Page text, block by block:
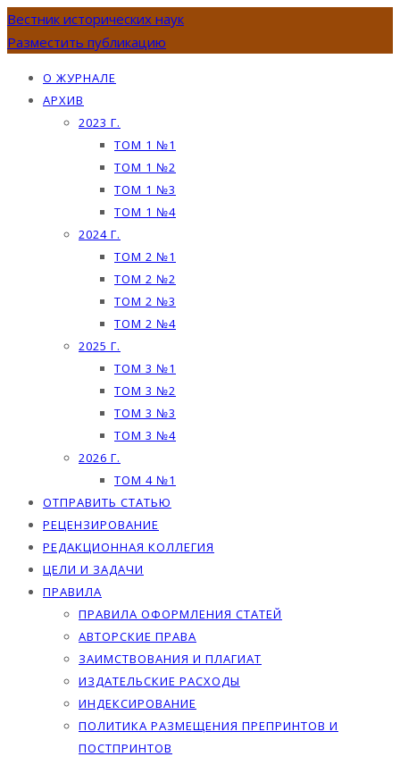
Вестник исторических наук
Разместить публикацию
О ЖУРНАЛЕ
АРХИВ
2023 Г.
ТОМ 1 №1
ТОМ 1 №2
ТОМ 1 №3
ТОМ 1 №4
2024 Г.
ТОМ 2 №1
ТОМ 2 №2
ТОМ 2 №3
ТОМ 2 №4
2025 Г.
ТОМ 3 №1
ТОМ 3 №2
ТОМ 3 №3
ТОМ 3 №4
2026 Г.
ТОМ 4 №1
ОТПРАВИТЬ СТАТЬЮ
РЕЦЕНЗИРОВАНИЕ
РЕДАКЦИОННАЯ КОЛЛЕГИЯ
ЦЕЛИ И ЗАДАЧИ
ПРАВИЛА
ПРАВИЛА ОФОРМЛЕНИЯ СТАТЕЙ
АВТОРСКИЕ ПРАВА
ЗАИМСТВОВАНИЯ И ПЛАГИАТ
ИЗДАТЕЛЬСКИЕ РАСХОДЫ
ИНДЕКСИРОВАНИЕ
ПОЛИТИКА РАЗМЕЩЕНИЯ ПРЕПРИНТОВ И
ПОСТПРИНТОВ